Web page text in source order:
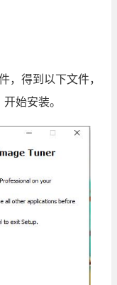
得到以下文件，
始安装。